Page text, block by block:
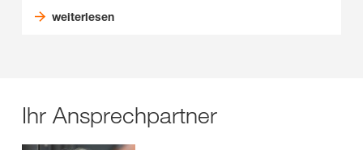
weiterlesen
Ihr Ansprechpartner